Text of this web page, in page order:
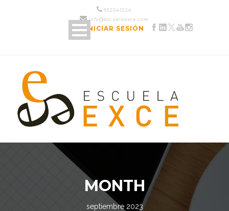
952 04 12 24
info@escuelaexce.com
INICIAR SESIÓN
MONTH
septiembre 2023